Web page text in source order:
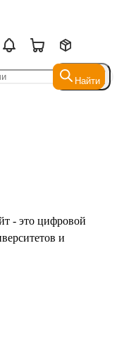
Найти
Найти
- это цифровой
и